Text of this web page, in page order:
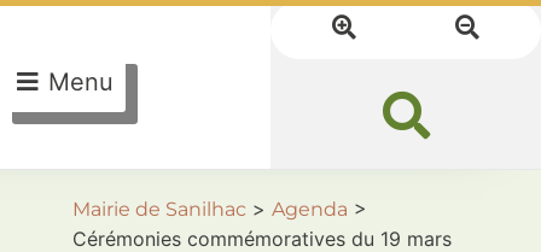
Menu
Mairie de Sanilhac > Agenda >
Cérémonies commémoratives du 19 mars